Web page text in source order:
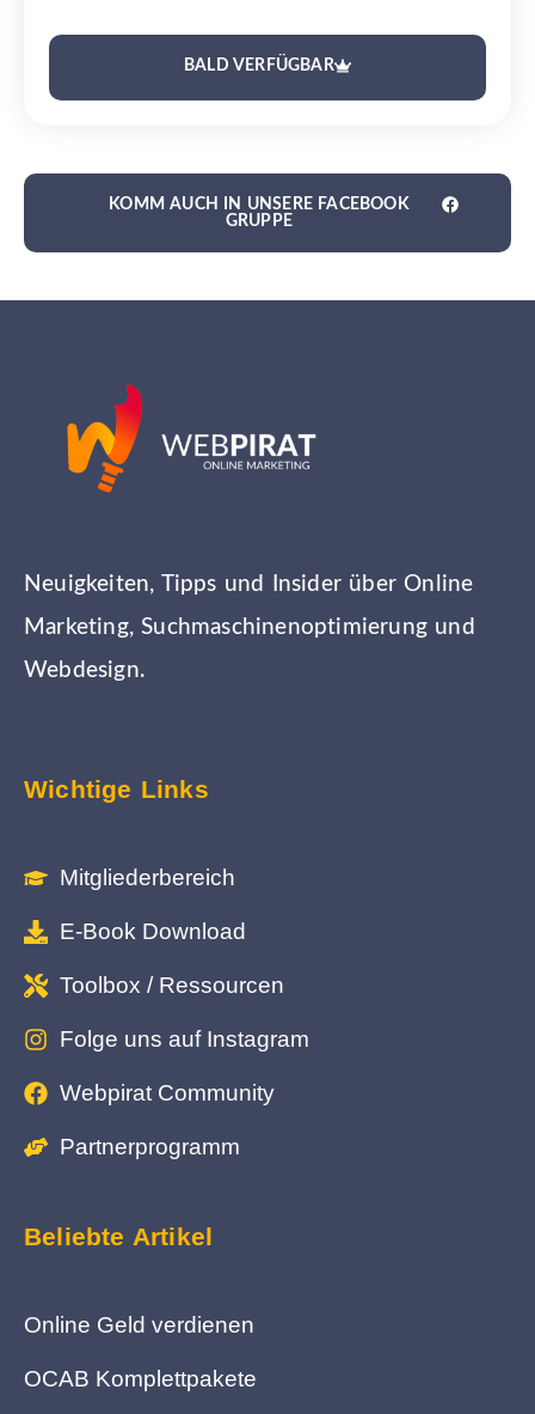
BALD VERFÜGBAR
KOMM AUCH IN UNSERE FACEBOOK
GRUPPE
Neuigkeiten, Tipps und Insider über Online
Marketing, Suchmaschinenoptimierung und
Webdesign.
Wichtige Links
Mitgliederbereich
E-Book Download
Toolbox / Ressourcen
Folge uns auf Instagram
Webpirat Community
Partnerprogramm
Beliebte Artikel
Online Geld verdienen
OCAB Komplettpakete